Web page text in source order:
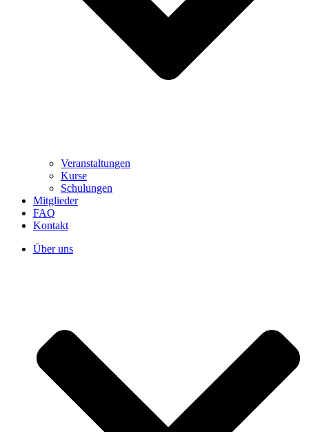
Veranstaltungen
Kurse
Schulungen
Mitglieder
FAQ
Kontakt
Über uns